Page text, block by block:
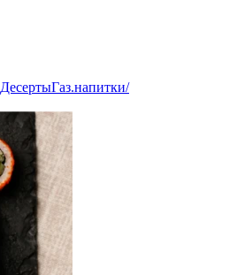
ДесертыГаз.напитки/